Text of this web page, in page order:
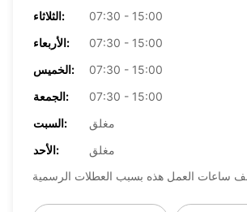
الثلاثاء:
07:30 - 15:00
الأربعاء:
07:30 - 15:00
الخميس:
07:30 - 15:00
الجمعة:
07:30 - 15:00
السبت:
مغلق
الأحد:
مغلق